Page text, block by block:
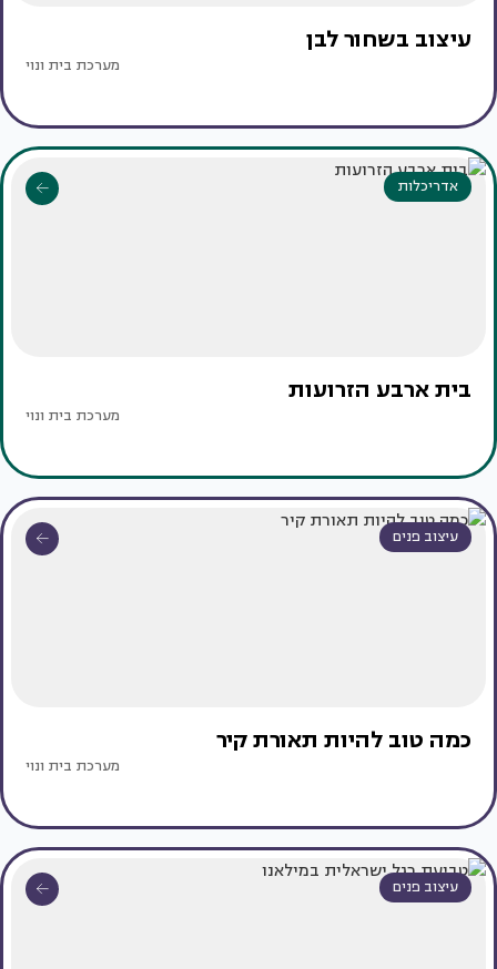
עיצוב בשחור לבן
מערכת בית ונוי
אדריכלות
בית ארבע הזרועות
מערכת בית ונוי
עיצוב פנים
כמה טוב להיות תאורת קיר
מערכת בית ונוי
עיצוב פנים